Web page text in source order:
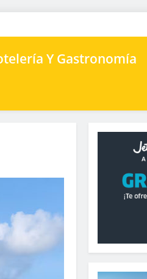
Y Gastronomía